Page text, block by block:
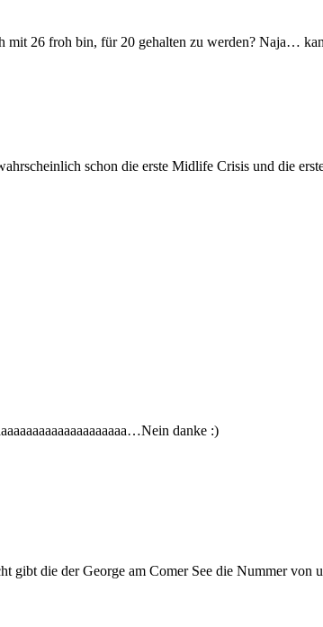
mit 26 froh bin, für 20 gehalten zu werden? Naja…
schon die erste Midlife Crisis und die
danke :)
gibt die der George am Comer See die Nummer von